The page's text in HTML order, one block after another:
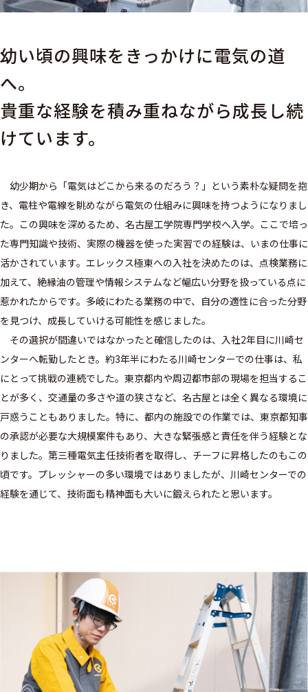
幼い頃の興味をきっかけに電気の道
へ。
貴重な経験を積み重ねながら成長し続
けています。
幼少期から「電気はどこから来るのだろう？」という素朴な疑問を抱
き、電柱や電線を眺めながら電気の仕組みに興味を持つようになりまし
た。この興味を深めるため、名古屋工学院専門学校へ入学。ここで培っ
た専門知識や技術、実際の機器を使った実習での経験は、いまの仕事に
活かされています。エレックス極東への入社を決めたのは、点検業務に
加えて、絶縁油の管理や情報システムなど幅広い分野を扱っている点に
惹かれたからです。多岐にわたる業務の中で、自分の適性に合った分野
を見つけ、成長していける可能性を感じました。
その選択が間違いではなかったと確信したのは、入社2年目に川崎セ
ンターへ転勤したとき。約3年半にわたる川崎センターでの仕事は、私
にとって挑戦の連続でした。東京都内や周辺都市部の現場を担当するこ
とが多く、交通量の多さや道の狭さなど、名古屋とは全く異なる環境に
戸惑うこともありました。特に、都内の施設での作業では、東京都知事
の承認が必要な大規模案件もあり、大きな緊張感と責任を伴う経験とな
りました。第三種電気主任技術者を取得し、チーフに昇格したのもこの
頃です。プレッシャーの多い環境ではありましたが、川崎センターでの
経験を通じて、技術面も精神面も大いに鍛えられたと思います。